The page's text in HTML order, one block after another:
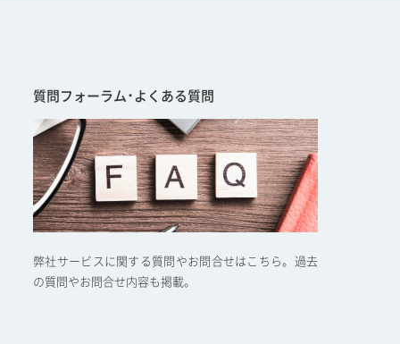
質問フォーラム･よくある質問
弊社サービスに関する質問やお問合せはこちら。過去
の質問やお問合せ内容も掲載。